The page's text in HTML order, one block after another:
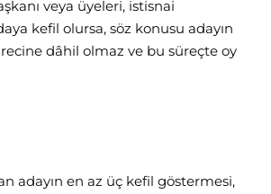
veya üyeleri, istisnai
kefil olursa, söz konusu adayın
dâhil olmaz ve bu süreçte oy
adayın en az üç kefil göstermesi,